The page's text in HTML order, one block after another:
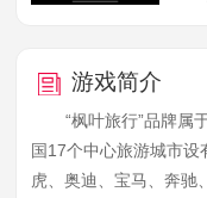
游戏简介
“枫叶旅行”品牌属
国17个中心旅游城市
虎、奥迪、宝马、奔驰